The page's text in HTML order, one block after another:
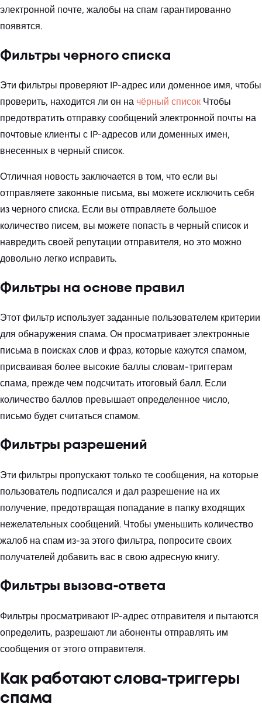
электронной почте, жалобы на спам гарантированно
появятся.
Фильтры черного списка
Эти фильтры проверяют IP-адрес или доменное имя, чтобы
проверить, находится ли он на чёрный список Чтобы
предотвратить отправку сообщений электронной почты на
почтовые клиенты с IP-адресов или доменных имен,
внесенных в черный список.
Отличная новость заключается в том, что если вы
отправляете законные письма, вы можете исключить себя
из черного списка. Если вы отправляете большое
количество писем, вы можете попасть в черный список и
навредить своей репутации отправителя, но это можно
довольно легко исправить.
Фильтры на основе правил
Этот фильтр использует заданные пользователем критерии
для обнаружения спама. Он просматривает электронные
письма в поисках слов и фраз, которые кажутся спамом,
присваивая более высокие баллы словам-триггерам
спама, прежде чем подсчитать итоговый балл. Если
количество баллов превышает определенное число,
письмо будет считаться спамом.
Фильтры разрешений
Эти фильтры пропускают только те сообщения, на которые
пользователь подписался и дал разрешение на их
получение, предотвращая попадание в папку входящих
нежелательных сообщений. Чтобы уменьшить количество
жалоб на спам из-за этого фильтра, попросите своих
получателей добавить вас в свою адресную книгу.
Фильтры вызова-ответа
Фильтры просматривают IP-адрес отправителя и пытаются
определить, разрешают ли абоненты отправлять им
сообщения от этого отправителя.
Как работают слова-триггеры
спама